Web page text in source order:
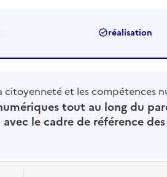
réalisation
et les compétences
tout au long du
le cadre de référence